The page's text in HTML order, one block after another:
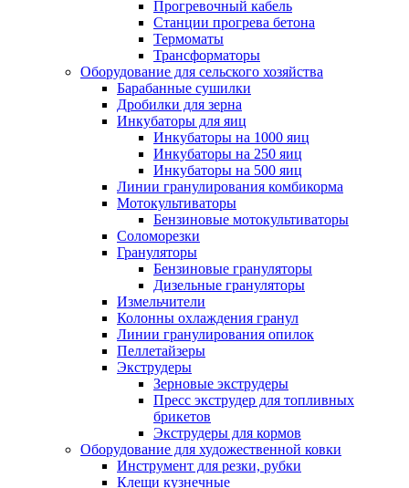
Прогревочный кабель
Станции прогрева бетона
Термоматы
Трансформаторы
Оборудование для сельского хозяйства
Барабанные сушилки
Дробилки для зерна
Инкубаторы для яиц
Инкубаторы на 1000 яиц
Инкубаторы на 250 яиц
Инкубаторы на 500 яиц
Линии гранулирования комбикорма
Мотокультиваторы
Бензиновые мотокультиваторы
Соломорезки
Грануляторы
Бензиновые грануляторы
Дизельные грануляторы
Измельчители
Колонны охлаждения гранул
Линии гранулирования опилок
Пеллетайзеры
Экструдеры
Зерновые экструдеры
Пресс экструдер для топливных
брикетов
Экструдеры для кормов
Оборудование для художественной ковки
Инструмент для резки, рубки
Клещи кузнечные